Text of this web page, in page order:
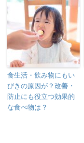
食生活・飲み物にもい
びきの原因が？改善・
防止にも役立つ効果的
な食べ物は？